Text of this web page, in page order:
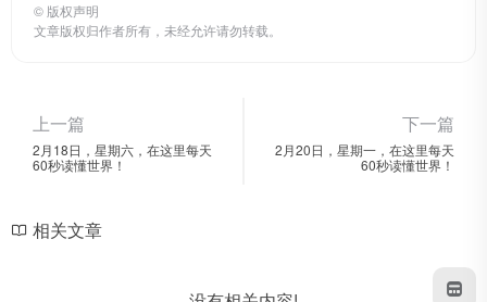
© 版权声明
文章版权归作者所有，未经允许请勿转载。
上一篇
2月18日，星期六，在这里每天
60秒读懂世界！
下一篇
2月20日，星期一，在这里每天
60秒读懂世界！
相关文章